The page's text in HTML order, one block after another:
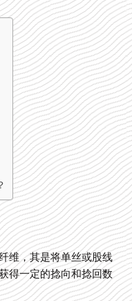
维，其是将单丝或股线
得一定的捻向和捻回数